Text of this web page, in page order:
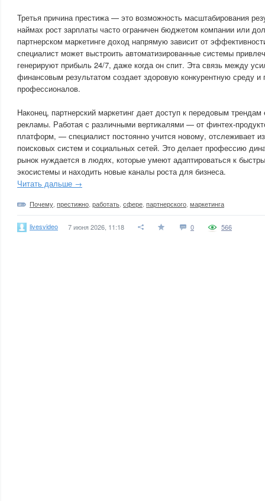
Третья причина престижа — это возможность масштабирования
наймах рост зарплаты часто ограничен бюджетом компании или
партнерском маркетинге доход напрямую зависит от
специалист может выстроить автоматизированные системы
генерируют прибыль 24/7, даже когда он спит. Эта связь между
финансовым результатом создает здоровую конкурентную среду и
профессионалов.
Наконец, партнерский маркетинг дает доступ к передовым
рекламы. Работая с различными вертикалями — от финтех-
платформ, — специалист постоянно учится новому, отслеживает
поисковых систем и социальных сетей. Это делает профессию
рынок нуждается в людях, которые умеют адаптироваться к
экосистемы и находить новые каналы роста для бизнеса.
Читать дальше →
Почему престижно работать сфере партнерского маркетинга
livesvideo 7 июня 2026, 11:18 0 566